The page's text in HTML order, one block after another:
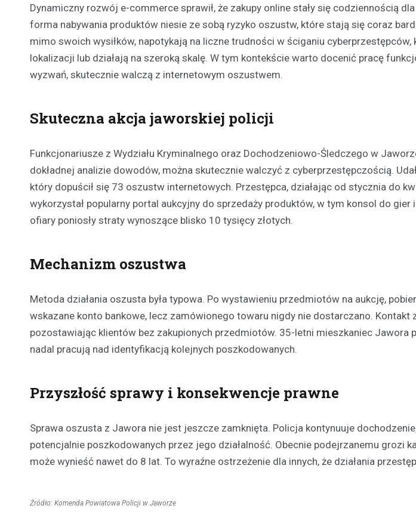
Dynamiczny rozwój e-commerce sprawił, że zakupy online stały się codziennością
forma nabywania produktów niesie ze sobą ryzyko oszustw, które stają się coraz
mimo swoich wysiłków, napotykają na liczne trudności w ściganiu
lokalizacji lub działają na szeroką skalę. W tym kontekście warto docenić pracę
wyzwań, skutecznie walczą z internetowym oszustwem.
Skuteczna akcja jaworskiej policji
Funkcjonariusze z Wydziału Kryminalnego oraz Dochodzeniowo-Śledczego w
dokładnej analizie dowodów, można skutecznie walczyć z cyberprzestępczością.
który dopuścił się 73 oszustw internetowych. Przestępca, działając od stycznia do
wykorzystał popularny portal aukcyjny do sprzedaży produktów, w tym konsol do
ofiary poniosły straty wynoszące blisko 10 tysięcy złotych.
Mechanizm oszustwa
Metoda działania oszusta była typowa. Po wystawieniu przedmiotów na aukcję,
wskazane konto bankowe, lecz zamówionego towaru nigdy nie dostarczano. Kontakt
pozostawiając klientów bez zakupionych przedmiotów. 35-letni mieszkaniec Jawora
nadal pracują nad identyfikacją kolejnych poszkodowanych.
Przyszłość sprawy i konsekwencje prawne
Sprawa oszusta z Jawora nie jest jeszcze zamknięta. Policja kontynuuje
potencjalnie poszkodowanych przez jego działalność. Obecnie podejrzanemu grozi
może wynieść nawet do 8 lat. To wyraźne ostrzeżenie dla innych, że działania
Źródło: Komenda Powiatowa Policji w Jaworze